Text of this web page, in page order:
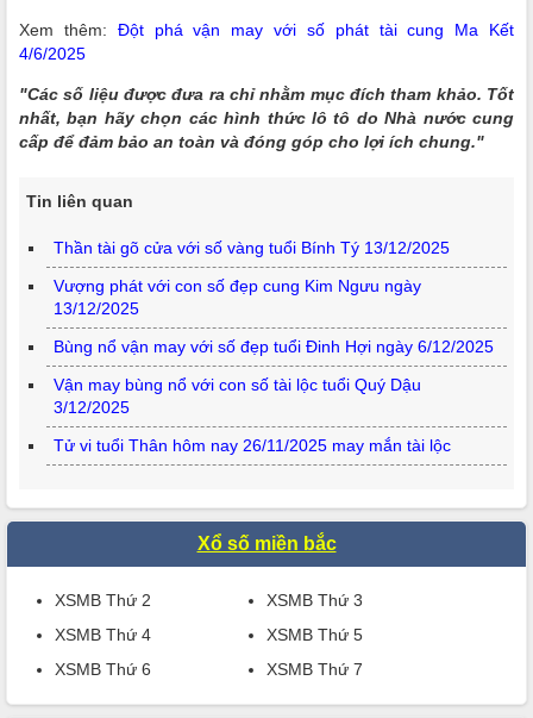
Xem thêm: Đột phá vận may với số phát tài cung Ma Kết
4/6/2025
"Các số liệu được đưa ra chỉ nhằm mục đích tham khảo. Tốt
nhất, bạn hãy chọn các hình thức lô tô do Nhà nước cung
cấp để đảm bảo an toàn và đóng góp cho lợi ích chung."
Tin liên quan
Thần tài gõ cửa với số vàng tuổi Bính Tý 13/12/2025
Vượng phát với con số đẹp cung Kim Ngưu ngày
13/12/2025
Bùng nổ vận may với số đẹp tuổi Đinh Hợi ngày 6/12/2025
Vận may bùng nổ với con số tài lộc tuổi Quý Dậu
3/12/2025
Tử vi tuổi Thân hôm nay 26/11/2025 may mắn tài lộc
Xổ số miền bắc
XSMB Thứ 2
XSMB Thứ 3
XSMB Thứ 4
XSMB Thứ 5
XSMB Thứ 6
XSMB Thứ 7